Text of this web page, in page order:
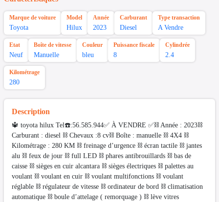
Marque de voiture
Toyota
Model
Hilux
Année
2023
Carburant
Diesel
Type transaction
A Vendre
Etat
Neuf
Boîte de vitesse
Manuelle
Couleur
bleu
Puissance fiscale
8
Cylindrée
2.4
Kilométrage
280
Description
🔱 toyota hilux Tel☎️:56.585.944✅ À VENDRE ✅⛓️ Année : 2023⛓️
Carburant : diesel ⛓️ Chevaux :8 cv⛓️ Boîte : manuelle ⛓️ 4X4 ⛓️
Kilométrage : 280 KM ⛓️ freinage d’urgence ⛓️ écran tactile ⛓️ jantes
alu ⛓️ feux de jour ⛓️ full LED ⛓️ phares antibrouillards ⛓️ bas de
caisse ⛓️ sièges en cuir alcantara ⛓️ sièges électriques ⛓️ palettes au
voulant ⛓️ voulant en cuir ⛓️ voulant multifonctions ⛓️ voulant
réglable ⛓️ régulateur de vitesse ⛓️ ordinateur de bord ⛓️ climatisation
automatique ⛓️ boule d’attelage ( remorquage ) ⛓️ lève vitres